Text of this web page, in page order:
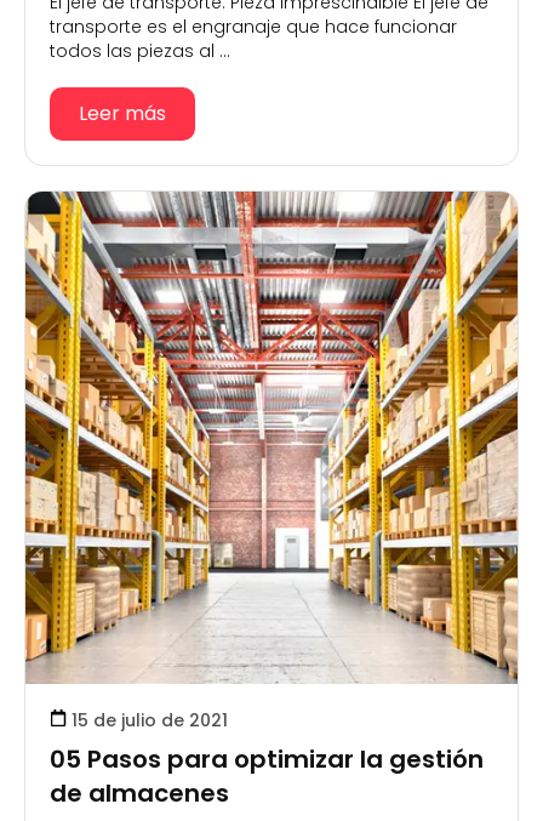
transporte es el engranaje que hace funcionar
todos las piezas al ...
Leer más
15 de julio de 2021
05 Pasos para optimizar la gestión
de almacenes